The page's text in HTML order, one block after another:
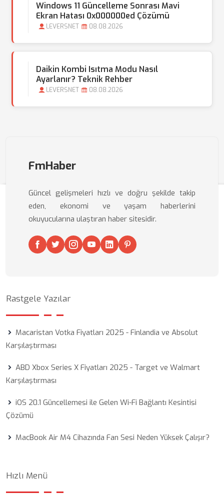
Windows 11 Güncelleme Sonrası Mavi
Ekran Hatası 0x000000ed Çözümü
LEVERSNET 08.08.2026
Daikin Kombi Isıtma Modu Nasıl
Ayarlanır? Teknik Rehber
LEVERSNET 08.08.2026
FmHaber
Güncel gelişmeleri hızlı ve doğru şekilde takip
eden, ekonomi ve yaşam haberlerini
okuyucularına ulaştıran haber sitesidir.
Rastgele Yazılar
Macaristan Votka Fiyatları 2025 - Finlandia ve Absolut
Karşılaştırması
ABD Xbox Series X Fiyatları 2025 - Target ve Walmart
Karşılaştırması
iOS 20.1 Güncellemesi ile Gelen Wi-Fi Bağlantı Kesintisi
Çözümü
MacBook Air M4 Cihazında Fan Sesi Neden Yüksek Çalışır?
Hızlı Menü